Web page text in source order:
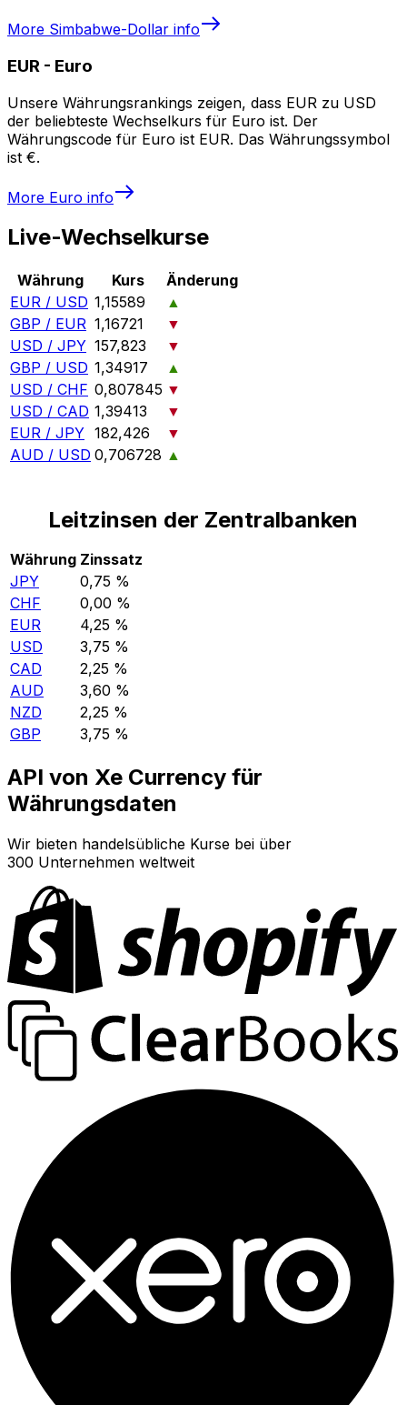
More Simbabwe-Dollar info
EUR - Euro
Unsere Währungsrankings zeigen, dass EUR zu USD
der beliebteste Wechselkurs für Euro ist. Der
Währungscode für Euro ist EUR. Das Währungssymbol
ist €.
More Euro info
Live-Wechselkurse
Währung Kurs
Änderung
EUR / USD 1,15589
▲
GBP / EUR 1,16721
▼
USD / JPY 157,823
▼
GBP / USD 1,34917
▲
USD / CHF 0,807845 ▼
USD / CAD 1,39413
▼
EUR / JPY 182,426
▼
AUD / USD 0,706728 ▲
Leitzinsen der Zentralbanken
Währung Zinssatz
JPY
0,75 %
CHF
0,00 %
EUR
4,25 %
USD
3,75 %
CAD
2,25 %
AUD
3,60 %
NZD
2,25 %
GBP
3,75 %
API von Xe Currency für
Währungsdaten
Wir bieten handelsübliche Kurse bei über
300 Unternehmen weltweit